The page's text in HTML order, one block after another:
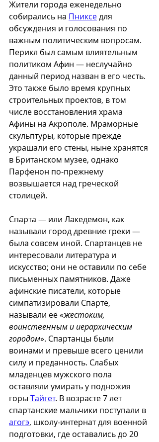
Жители города еженедельно
собирались на Пниксе для
обсуждения и голосования по
важным политическим вопросам.
Перикл был самым влиятельным
политиком Афин — неслучайно
данный период назван в его честь.
Это также было время крупных
строительных проектов, в том
числе восстановления храма
Афины на Акрополе. Мраморные
скульптуры, которые прежде
украшали его стены, ныне хранятся
в Британском музее, однако
Парфенон по-прежнему
возвышается над греческой
столицей.
Спарта — или Лакедемон, как
называли город древние греки —
была совсем иной. Спартанцев не
интересовали литература и
искусство; они не оставили по себе
письменных памятников. Даже
афинские писатели, которые
симпатизировали Спарте,
называли её «жестоким,
воинственным и иерархическим
городом». Спартанцы были
воинами и превыше всего ценили
силу и преданность. Слабых
младенцев мужского пола
оставляли умирать у подножия
горы Тайгет. В возрасте 7 лет
спартанские мальчики поступали в
агогэ, школу-интернат для военной
подготовки, где оставались до 20